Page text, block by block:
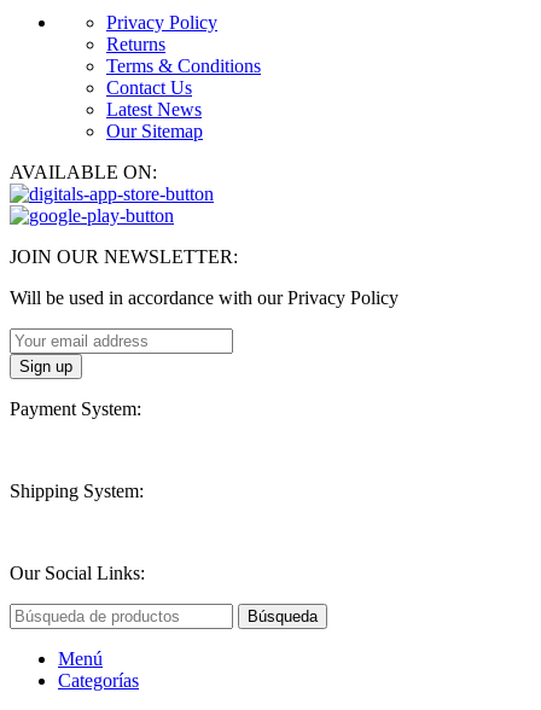
Privacy Policy
Returns
Terms & Conditions
Contact Us
Latest News
Our Sitemap
AVAILABLE ON:
JOIN OUR NEWSLETTER:
Will be used in accordance with our Privacy Policy
Payment System:
Shipping System:
Our Social Links:
Búsqueda
Menú
Categorías